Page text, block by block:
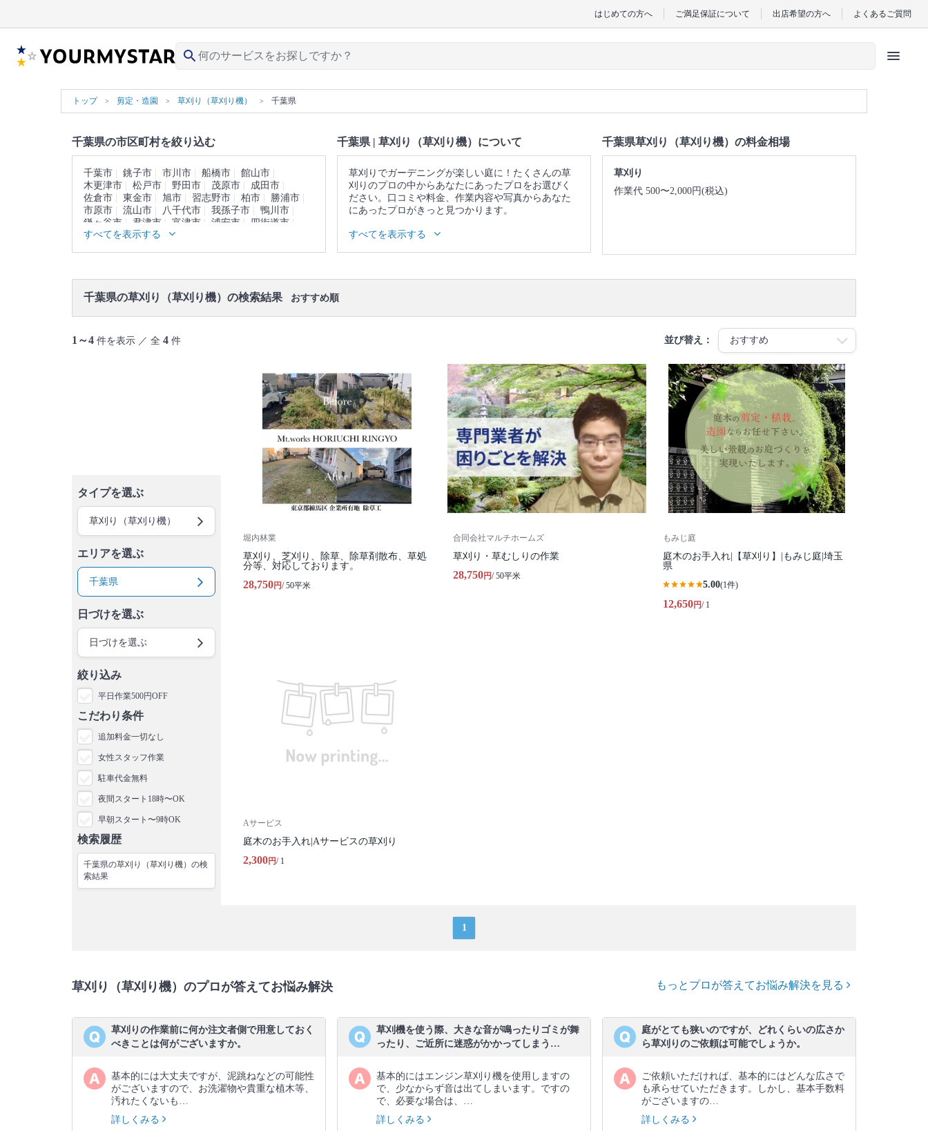
はじめての方へ ご満足保証について 出店希望の方へ よくあるご質問
search menu
トップ 剪定・造園 草刈り（草刈り機） 千葉県
千葉県の市区町村を絞り込む
千葉市 銚子市 市川市 船橋市
館山市
木更津市
松戸市 野田市 茂原市
成田市
佐倉市
東金市 旭市 習志野市 柏市
勝浦市
市原市
流山市 八千代市 我孫子市
鴨川市
鎌ヶ谷市
君津市 富津市 浦安市
四街道市
袖ヶ浦市
八街市 印西市
すべてを表示する
千葉県 | 草刈り（草刈り機）について
草刈りでガーデニングが楽しい庭に！たくさんの草
刈りのプロの中からあなたにあったプロをお選びく
ださい。口コミや料金、作業内容や写真からあなた
にあったプロがきっと見つかります。
▼表示価格に含まれる草刈り（草刈り機）の作業範
囲
ります。
すべてを表示する
千葉県草刈り（草刈り機）の料金相場
草刈り
作業代 500〜2,000円(税込)
千葉県の草刈り（草刈り機）の検索結果 おすすめ順
1～4 件を表示 ／ 全 4 件 並び替え：
タイプを選ぶ
草刈り（草刈り機）
エリアを選ぶ
千葉県
日づけを選ぶ
日づけを選ぶ
絞り込み
平日作業500円OFF
こだわり条件
追加料金一切なし
女性スタッフ作業
駐車代金無料
夜間スタート18時〜OK
早朝スタート〜9時OK
検索履歴
千葉県の草刈り（草刈り機）の検
索結果
堀内林業
草刈り、芝刈り、除草、除草剤散布、草処
分等、対応しております。
28,750円/ 50平米
合同会社マルチホームズ
草刈り・草むしりの作業
28,750円/ 50平米
もみじ庭
庭木のお手入れ|【草刈り】|もみじ庭|埼玉
県
5.00(1件)
12,650円/ 1
Aサービス
庭木のお手入れ|Aサービスの草刈り
2,300円/ 1
1
草刈り（草刈り機）のプロが答えてお悩み解決 もっとプロが答えてお悩み解決を見る
草刈りの作業前に何か注文者側で用意しておく
べきことは何がございますか。
基本的には大丈夫ですが、泥跳ねなどの可能性
がございますので、お洗濯物や貴重な植木等、
汚れたくないも…
詳しくみる
草刈機を使う際、大きな音が鳴ったりゴミが舞
ったり、ご近所に迷惑がかかってしまう…
基本的にはエンジン草刈り機を使用しますの
で、少なからず音は出てしまいます。ですの
で、必要な場合は、…
詳しくみる
庭がとても狭いのですが、どれくらいの広さか
ら草刈りのご依頼は可能でしょうか。
ご依頼いただければ、基本的にはどんな広さで
も承らせていただきます。しかし、基本手数料
がございますの…
詳しくみる